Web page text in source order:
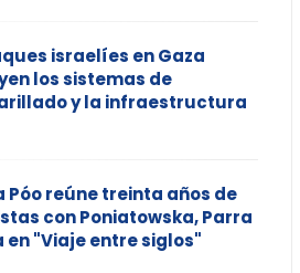
israelíes en Gaza
los sistemas de
y la infraestructura
Póo reúne treinta años de
con Poniatowska, Parra
en "Viaje entre siglos"